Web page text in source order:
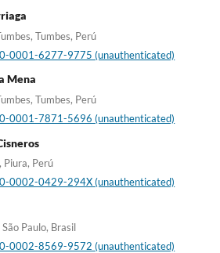
Tumbes, Perú
0001-6277-9775 (unauthenticated)
Mena
Tumbes, Perú
0001-7871-5696 (unauthenticated)
Piura, Perú
0002-0429-294X (unauthenticated)
Paulo, Brasil
0002-8569-9572 (unauthenticated)